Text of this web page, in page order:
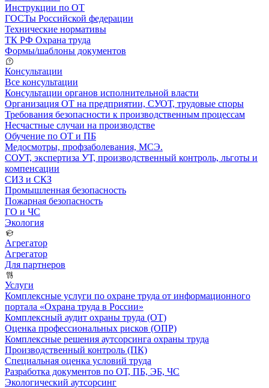
Инструкции по ОТ
ГОСТы Российской федерации
Технические нормативы
ТК РФ Охрана труда
Формы/шаблоны документов
Консультации
Все консультации
Консультации органов исполнительной власти
Организация ОТ на предприятии, СУОТ, трудовые споры
Требования безопасности к производственным процессам
Несчастные случаи на производстве
Обучение по ОТ и ПБ
Медосмотры, профзаболевания, МСЭ.
СОУТ, экспертиза УТ, производственный контроль, льготы и
компенсации
СИЗ и СКЗ
Промышленная безопасность
Пожарная безопасность
ГО и ЧС
Экология
Агрегатор
Агрегатор
Для партнеров
Услуги
Комплексные услуги по охране труда от информационного
портала «Охрана труда в России»
Комплексный аудит охраны труда (ОТ)
Оценка профессиональных рисков (ОПР)
Комплексные решения аутсорсинга охраны труда
Производственный контроль (ПК)
Специальная оценка условий труда
Разработка документов по ОТ, ПБ, ЭБ, ЧС
Экологический аутсорсинг